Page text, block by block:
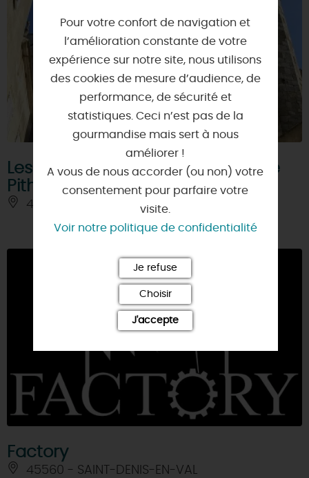
Les étonnantes gourmandises de
Pithiviers- Parcours à pied
45300 - PITHIVIERS
Factory
45560 - SAINT-DENIS-EN-VAL
Pour votre confort de navigation et
l’amélioration constante de votre
expérience sur notre site, nous utilisons
des cookies de mesure d’audience, de
performance, de sécurité et
statistiques. Ceci n’est pas de la
gourmandise mais sert à nous
améliorer !
A vous de nous accorder (ou non) votre
consentement pour parfaire votre
visite.
Voir notre politique de confidentialité
Je refuse
Choisir
J'accepte